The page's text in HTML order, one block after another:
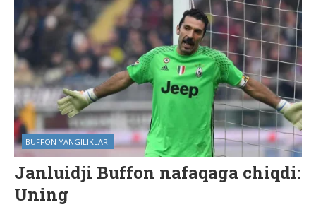
BUFFON YANGILIKLARI
Janluidji Buffon nafaqaga chiqdi:
Uning